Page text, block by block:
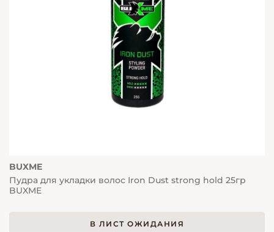
BUXME
Пудра для укладки волос Iron Dust strong hold 25гр
BUXME
В ЛИСТ ОЖИДАНИЯ